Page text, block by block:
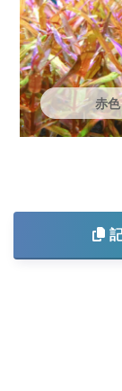
赤色